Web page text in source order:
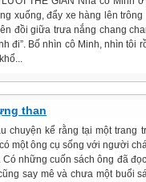
xuống, đẩy xe hàng lên
đồi giữa trưa nắng chang
đi”. Bố nhìn cô Minh, nhìn tôi
than
chuyện kể rằng tại một trang
một ông cụ sống với người
Có những cuốn sách ông đã
say mê và chưa một buổi